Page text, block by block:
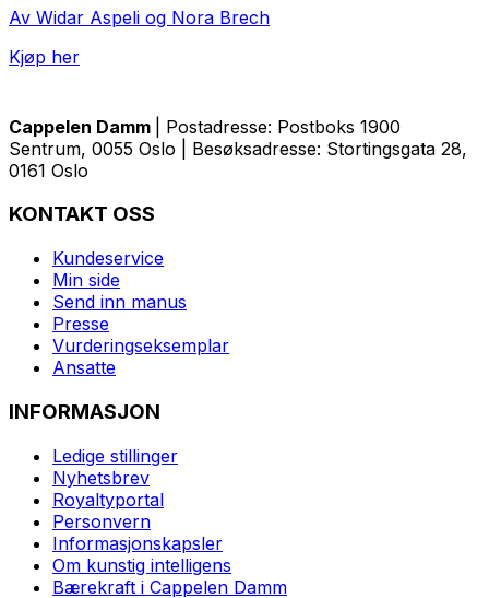
Av Widar Aspeli og Nora Brech
Kjøp her
Cappelen Damm
| Postadresse: Postboks 1900
Sentrum, 0055 Oslo | Besøksadresse: Stortingsgata 28,
0161 Oslo
KONTAKT OSS
Kundeservice
Min side
Send inn manus
Presse
Vurderingseksemplar
Ansatte
INFORMASJON
Ledige stillinger
Nyhetsbrev
Royaltyportal
Personvern
Informasjonskapsler
Om kunstig intelligens
Bærekraft i Cappelen Damm